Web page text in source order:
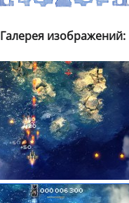
Галерея изображений: